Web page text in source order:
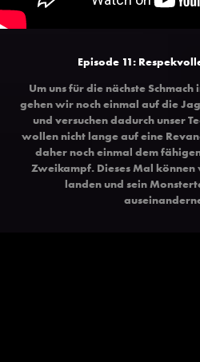
Episode 11:
Um uns für die nächste
gehen wir noch einmal auf die
und versuchen dadurch unser
wollen nicht lange auf eine
daher noch einmal dem
Zweikampf. Dieses Mal
landen und sein